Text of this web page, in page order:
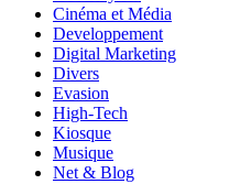
Cinéma et Média
Developpement
Digital Marketing
Divers
Evasion
High-Tech
Kiosque
Musique
Net & Blog